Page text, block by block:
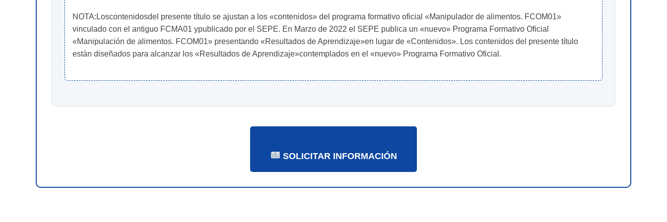
NOTA:Loscontenidosdel presente título se ajustan a los «contenidos» del programa formativo oficial «Manipulador de alimentos. FCOM01»
vinculado con el antiguo FCMA01 ypublicado por el SEPE. En Marzo de 2022 el SEPE publica un «nuevo» Programa Formativo Oficial
«Manipulación de alimentos. FCOM01» presentando «Resultados de Aprendizaje»en lugar de «Contenidos». Los contenidos del presente título
están diseñados para alcanzar los «Resultados de Aprendizaje»contemplados en el «nuevo» Programa Formativo Oficial.
SOLICITAR INFORMACIÓN